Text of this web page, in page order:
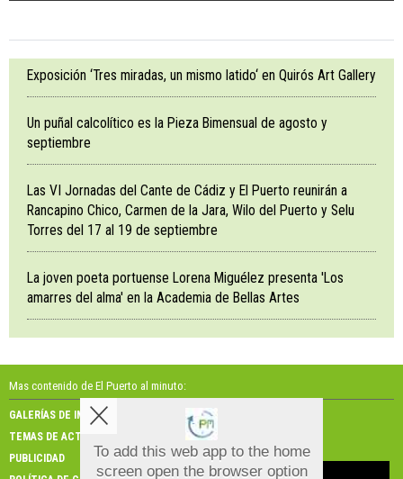
Exposición ‘Tres miradas, un mismo latido‘ en Quirós Art Gallery
Un puñal calcolítico es la Pieza Bimensual de agosto y
septiembre
Las VI Jornadas del Cante de Cádiz y El Puerto reunirán a
Rancapino Chico, Carmen de la Jara, Wilo del Puerto y Selu
Torres del 17 al 19 de septiembre
La joven poeta portuense Lorena Miguélez presenta 'Los
amarres del alma' en la Academia de Bellas Artes
Mas contenido de El Puerto al minuto:
GALERÍAS DE IMÁGENES
GALERÍAS DE VÍDEOS
TEMAS DE ACTUALIDAD
NOSOTROS
PUBLICIDAD
CONTACTO
To add this web app to the home
screen open the browser option